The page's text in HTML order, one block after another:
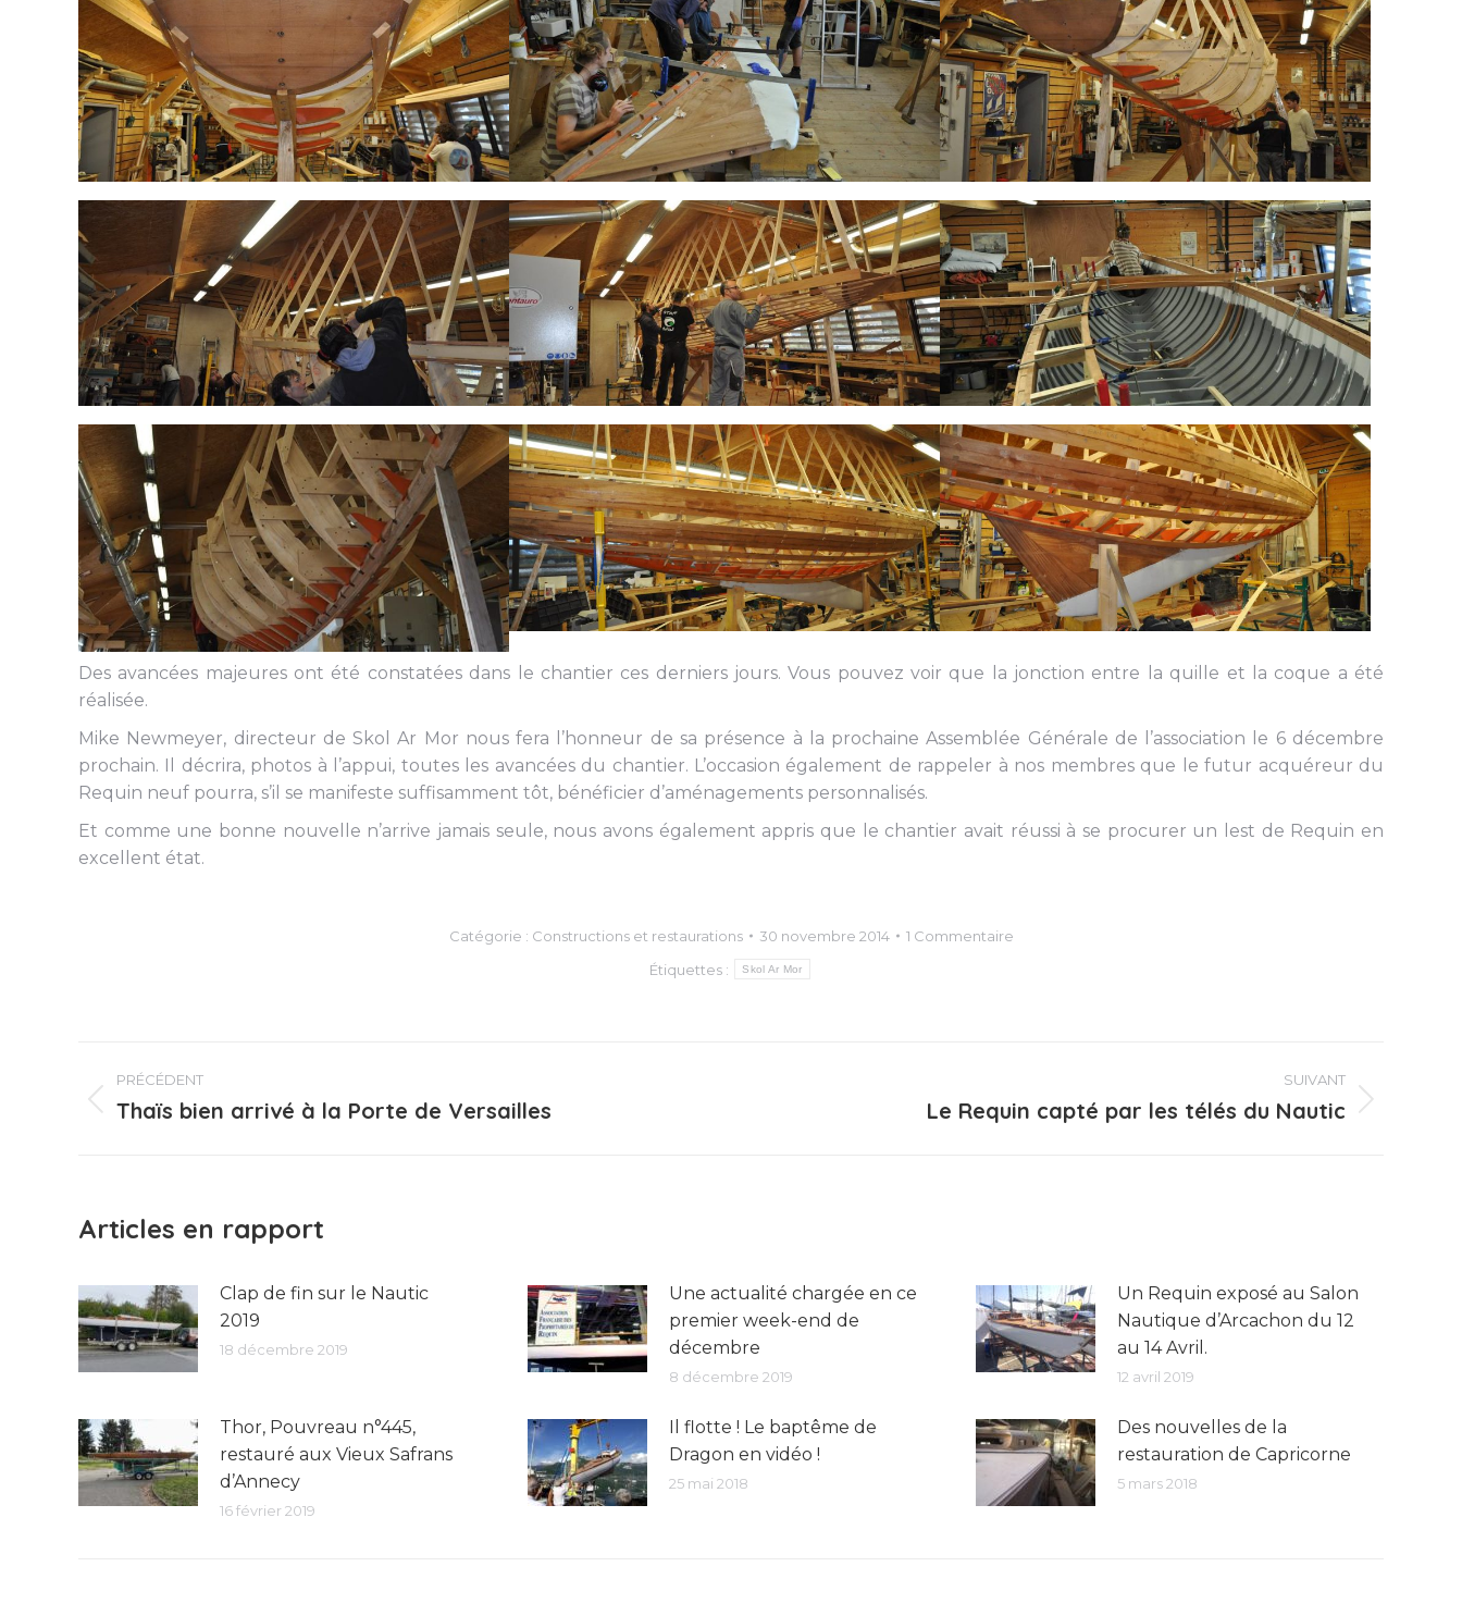
Des avancées majeures ont été constatées dans le chantier ces derniers jours. Vous pouvez voir que la jonction entre la quille et la coque a été
réalisée.
Mike Newmeyer, directeur de Skol Ar Mor nous fera l’honneur de sa présence à la prochaine Assemblée Générale de l’association le 6 décembre
prochain. Il décrira, photos à l’appui, toutes les avancées du chantier. L’occasion également de rappeler à nos membres que le futur acquéreur du
Requin neuf pourra, s’il se manifeste suffisamment tôt, bénéficier d’aménagements personnalisés.
Et comme une bonne nouvelle n’arrive jamais seule, nous avons également appris que le chantier avait réussi à se procurer un lest de Requin en
excellent état.
Catégorie : Constructions et restaurations 30 novembre 2014
1 Commentaire
Étiquettes :
Skol Ar Mor
Navigation
article
PRÉCÉDENT
Article
Thaïs bien arrivé à la Porte de Versailles
SUIVANT
Le Requin capté par les télés du Nautic
Articles en rapport
Clap de fin sur le Nautic
2019
18 décembre 2019
Une actualité chargée en ce
premier week-end de
décembre
8 décembre 2019
Un Requin exposé au Salon
Nautique d’Arcachon du 12
au 14 Avril.
12 avril 2019
Thor, Pouvreau n°445,
restauré aux Vieux Safrans
d’Annecy
16 février 2019
Il flotte ! Le baptême de
Dragon en vidéo !
25 mai 2018
Des nouvelles de la
restauration de Capricorne
5 mars 2018